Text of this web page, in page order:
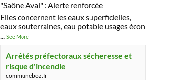
"Saône Aval" : Alerte renforcée
Elles concernent les eaux superficielles,
eaux souterraines, eau potable usages écon
... See More
Arrêtés préfectoraux sécheresse et
risque d'incendie
communeboz.fr